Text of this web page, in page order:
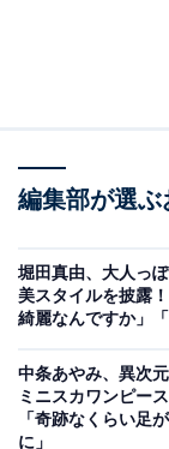
編集部が選
堀田真由、大人っ
美スタイルを披露
綺麗なんですか」「
中条あやみ、異次
ミニスカワンピー
「奇跡なくらい足
に」